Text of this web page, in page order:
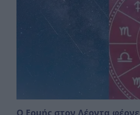
Ο Ερμής στον Λέοντα